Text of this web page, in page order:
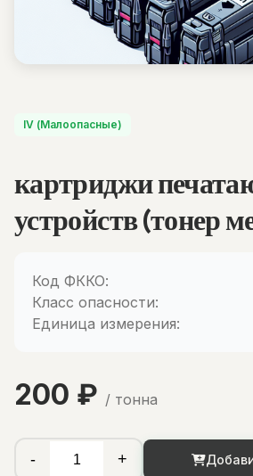
IV (Малоопасные)
картриджи
устройств (тонер
Код ФККО:
Класс опасности:
Единица измерения:
200 ₽ / тонна
- +